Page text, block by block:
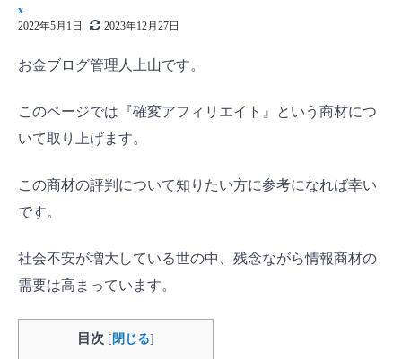
x
2022年5月1日
2023年12月27日
お金ブログ管理人上山です。
このページでは『確変アフィリエイト』という商材につ
いて取り上げます。
この商材の評判について知りたい方に参考になれば幸い
です。
社会不安が増大している世の中、残念ながら情報商材の
需要は高まっています。
目次 [ 閉じる]